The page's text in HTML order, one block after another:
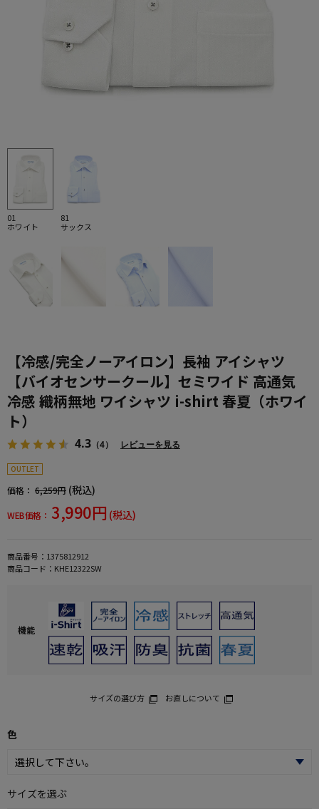
01
ホワイト
81
サックス
【冷感/完全ノーアイロン】長袖 アイシャツ
【バイオセンサークール】セミワイド 高通気
冷感 織柄無地 ワイシャツ i-shirt 春夏（ホワイ
ト）
4.3 （4） レビューを見る
OUTLET
価格： 6,259円 (税込)
WEB価格： 3,990円 (税込)
商品番号： 1375812912
商品コード： KHE12322SW
機能
サイズの選び方 お直しについて
色
サイズを選ぶ